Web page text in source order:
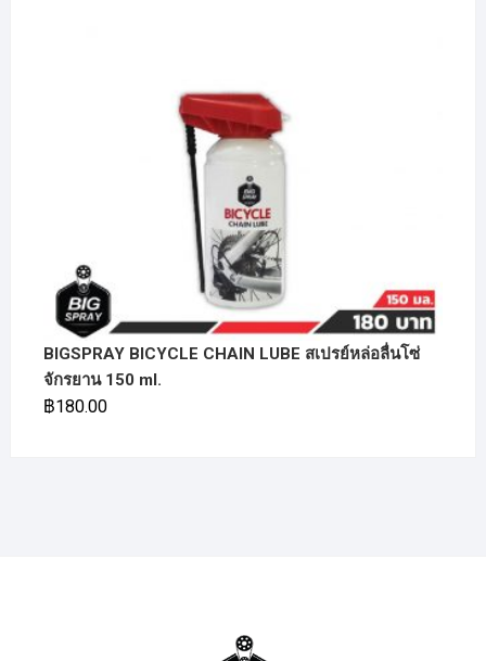
BIGSPRAY BICYCLE CHAIN LUBE สเปรย์หล่อลื่นโซ่
จักรยาน 150 ml.
฿180.00